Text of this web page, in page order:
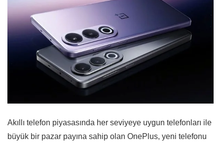
Akıllı telefon piyasasında her seviyeye uygun telefonları ile
büyük bir pazar payına sahip olan OnePlus, yeni telefonu